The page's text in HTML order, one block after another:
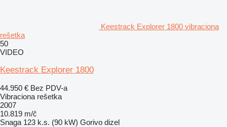
Keestrack Explorer 1800 vibraciona
rešetka
50
VIDEO
Keestrack Explorer 1800
44.950 € Bez PDV-a
Vibraciona rešetka
2007
10.819 m/č
Snaga 123 k.s. (90 kW) Gorivo dizel